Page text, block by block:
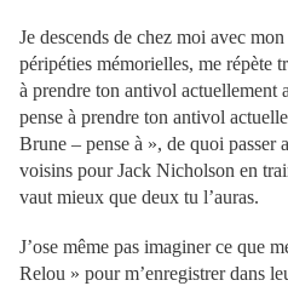
Je descends de chez moi avec
péripéties mémorielles, me répète
à prendre ton antivol actuellement
pense à prendre ton antivol
Brune – pense à », de quoi passer
voisins pour Jack Nicholson en
vaut mieux que deux tu l’auras.
J’ose même pas imaginer ce que
Relou » pour m’enregistrer dans